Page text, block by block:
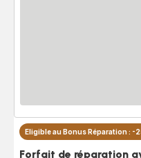
Eligible au Bonus Réparation : -
Forfait de réparation